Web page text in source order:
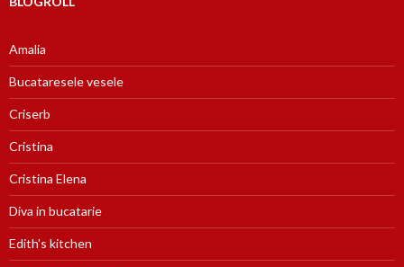
Amalia
Bucataresele vesele
Criserb
Cristina
Cristina Elena
Diva in bucatarie
Edith's kitchen